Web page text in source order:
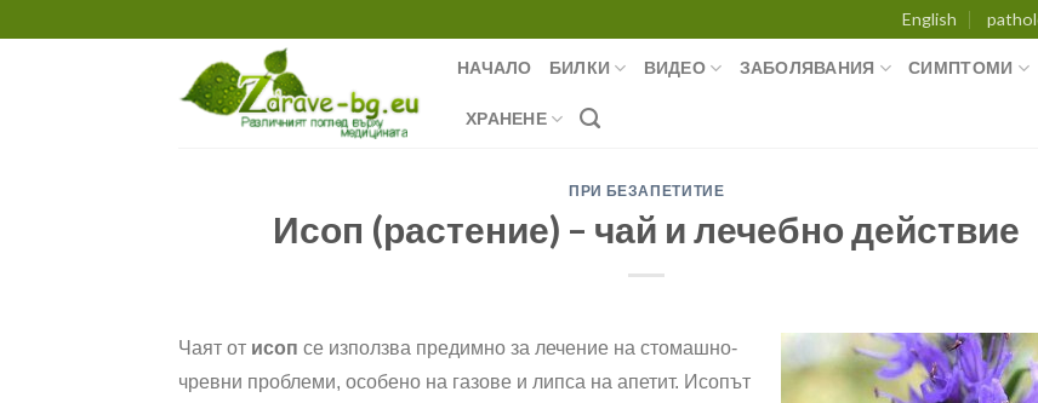
English
НАЧАЛО БИЛКИ ВИДЕО ЗАБОЛЯВАНИЯ СИМПТОМИ
ХРАНЕНЕ
ПРИ БЕЗАПЕТИТИЕ
Исоп (растение) – чай и лечебно действие
Чаят от исоп се използва предимно за лечение на стомашно-
чревни проблеми, особено на газове и липса на апетит. Исопът